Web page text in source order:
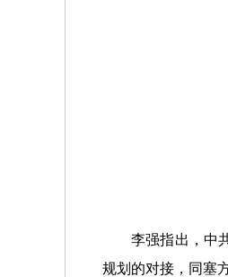
李强指出，中
规划的对接，同塞